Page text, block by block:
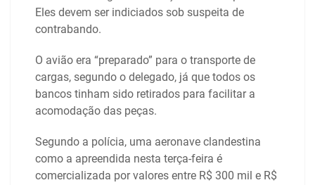
Eles devem ser indiciados sob suspeita de
contrabando.
O avião era “preparado” para o transporte de
cargas, segundo o delegado, já que todos os
bancos tinham sido retirados para facilitar a
acomodação das peças.
Segundo a polícia, uma aeronave clandestina
como a apreendida nesta terça-feira é
comercializada por valores entre R$ 300 mil e R$